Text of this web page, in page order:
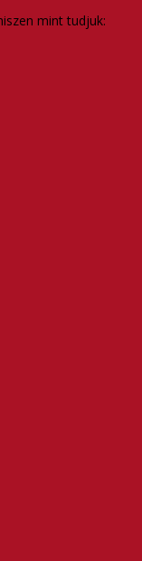
mint tudjuk: